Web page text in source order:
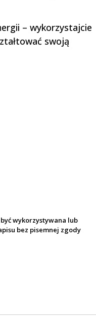
– wykorzystajcie
swoją
wykorzystywana lub
bez pisemnej zgody